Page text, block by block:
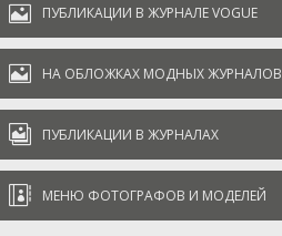
 ПУБЛИКАЦИИ В ЖУРНАЛЕ VOGUE
 НА ОБЛОЖКАХ МОДНЫХ ЖУРНАЛОВ
 ПУБЛИКАЦИИ В ЖУРНАЛАХ
 МЕНЮ ФОТОГРАФОВ И МОДЕЛЕЙ